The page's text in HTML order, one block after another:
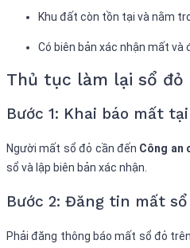
Khu đất còn tồn tại và nằm
Có biên bản xác nhận mất và
Thủ tục làm lại sổ đỏ
Bước 1: Khai báo mất
Người mất sổ đỏ cần đến Công an
sổ và lập biên bản xác nhận.
Bước 2: Đăng tin mất
Phải đăng thông báo mất sổ đỏ trên